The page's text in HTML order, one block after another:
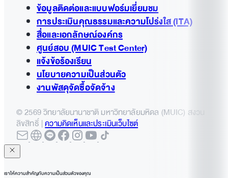
กรุณายื่นเอกสารก่อนช่วงลงทะเบียนเรียนในไตรมาส
แรก
ข้อมูลติดต่อและแบบฟอร์มเยี่ยมชม
การประเมินคุณธรรมและความโปร่งใส (ITA)
สื่อและเอกลักษณ์องค์กร
ศูนย์สอบ (MUIC Test Center)
แจ้งข้อร้องเรียน
นโยบายความเป็นส่วนตัว
งานพัสดุจัดซื้อจัดจ้าง
© 2569 วิทยาลัยนานาชาติ มหาวิทยาลัยมหิดล (MUIC) สงวน
ลิขสิทธิ์ |ความคิดเห็นและประเมินเว็บไซต์
เราให้ความสำคัญกับความเป็นส่วนตัวของคุณ